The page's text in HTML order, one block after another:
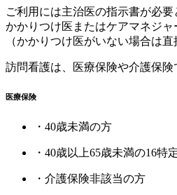
ご利用には主治医の指示書が必要
かかりつけ医またはケアマネジャ
（かかりつけ医がいない場合は直
訪問看護は、医療保険や介護保
医療保険
・40歳未満の方
・40歳以上65歳未満の16特
・介護保険非該当の方